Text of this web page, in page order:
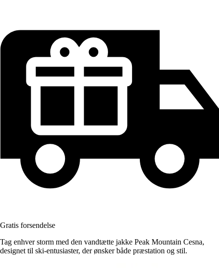
Gratis forsendelse
Tag enhver storm med den vandtætte jakke Peak Mountain Cesna,
designet til ski-entusiaster, der ønsker både præstation og stil.